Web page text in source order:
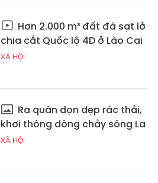
Hơn 2.000 m³ đất đá sạt lở
chia cắt Quốc lộ 4D ở Lào Cai
XÃ HỘI
Ra quân dọn dẹp rác thải,
khơi thông dòng chảy sông La
XÃ HỘI